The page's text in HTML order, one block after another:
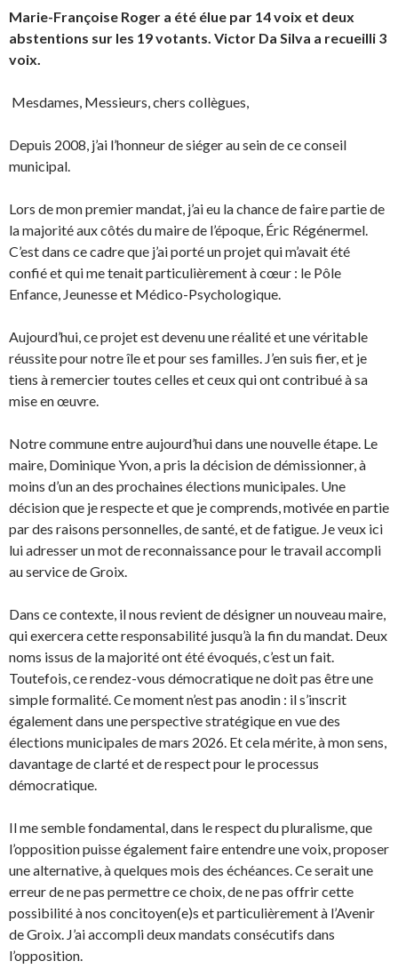
Marie-Françoise Roger a été élue par 14 voix et deux
abstentions sur les 19 votants. Victor Da Silva a recueilli 3
voix.
Mesdames, Messieurs, chers collègues,
Depuis 2008, j’ai l’honneur de siéger au sein de ce conseil
municipal.
Lors de mon premier mandat, j’ai eu la chance de faire partie de
la majorité aux côtés du maire de l’époque, Éric Régénermel.
C’est dans ce cadre que j’ai porté un projet qui m’avait été
confié et qui me tenait particulièrement à cœur : le Pôle
Enfance, Jeunesse et Médico-Psychologique.
Aujourd’hui, ce projet est devenu une réalité et une véritable
réussite pour notre île et pour ses familles. J’en suis fier, et je
tiens à remercier toutes celles et ceux qui ont contribué à sa
mise en œuvre.
Notre commune entre aujourd’hui dans une nouvelle étape. Le
maire, Dominique Yvon, a pris la décision de démissionner, à
moins d’un an des prochaines élections municipales. Une
décision que je respecte et que je comprends, motivée en partie
par des raisons personnelles, de santé, et de fatigue. Je veux ici
lui adresser un mot de reconnaissance pour le travail accompli
au service de Groix.
Dans ce contexte, il nous revient de désigner un nouveau maire,
qui exercera cette responsabilité jusqu’à la fin du mandat. Deux
noms issus de la majorité ont été évoqués, c’est un fait.
Toutefois, ce rendez-vous démocratique ne doit pas être une
simple formalité. Ce moment n’est pas anodin : il s’inscrit
également dans une perspective stratégique en vue des
élections municipales de mars 2026. Et cela mérite, à mon sens,
davantage de clarté et de respect pour le processus
démocratique.
Il me semble fondamental, dans le respect du pluralisme, que
l’opposition puisse également faire entendre une voix, proposer
une alternative, à quelques mois des échéances. Ce serait une
erreur de ne pas permettre ce choix, de ne pas offrir cette
possibilité à nos concitoyen(e)s et particulièrement à l’Avenir
de Groix. J’ai accompli deux mandats consécutifs dans
l’opposition.